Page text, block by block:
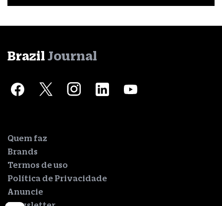
Brazil Journal
Quem faz
Brands
Termos de uso
Política de Privacidade
Anuncie